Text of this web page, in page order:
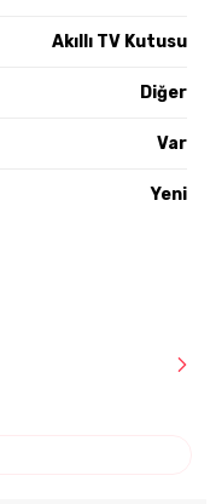
Akıllı TV Kutusu
Diğer
Var
Yeni